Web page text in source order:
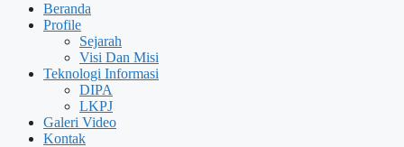
Beranda
Profile
Sejarah
Visi Dan Misi
Teknologi Informasi
DIPA
LKPJ
Galeri Video
Kontak